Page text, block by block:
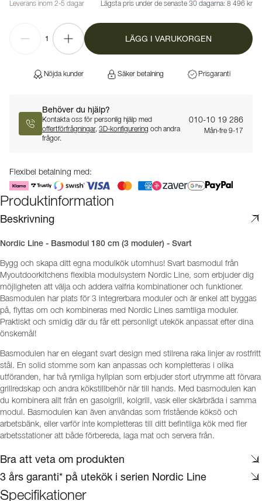
Leverans inom 2-5 dagar
Lägsta pris under de senaste 30 dagarna: 8 496 kr
1 LÄGG I VARUKORGEN
Nöjda kunder Säker betalning Prisgaranti
Behöver du hjälp?
Kontakta oss för personlig hjälp med
offertförfrågningar, 3D-konfigurering och andra
frågor.
010-10 19 286
Mån-fre 9-17
Flexibel betalning med:
Produktinformation
Beskrivning
Nordic Line - Basmodul 180 cm (3 moduler) - Svart
Bygg och skapa ditt egna modulkök utomhus! Svart basmodul från
Myoutdoorkitchens flexibla modulsystem Nordic Line, som erbjuder dig
möjligheten att välja och addera valfria kombinationer och funktioner.
Basmodulen har plats för 3 integrerbara moduler och är enkel att byggas
på, flyttas om och kombineras med Nordic Lines samtliga moduler.
Praktiskt och smidig där du får ett personligt utekök anpassat efter dina
önskemål!
Basmodulen har en elegant svart design med stilrena raka linjer av rostfritt
stål. En solid stomme som kan anpassas och kompletteras i olika
utföranden, har två rymliga hyllplan som erbjuder stort utrymme att förvara
grillredskap och andra kökstillbehör när till hands. Med basmodulen kan
du kombinera allt från en gasolgrill, kolgrill, vask eller skärbräda i samma
modul. Basmodulen kan även användas som fristående köksö och
arbetsbänk, eller varför inte kompletteras till ditt befintliga kök med fler
arbetsstationer att både förbereda, laga mat och servera från.
Bra att veta om produkten
3 års garanti* på utekök i serien Nordic Line
Specifikationer